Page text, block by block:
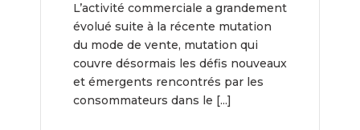
entreprise est-elle en
conformité avec le cadre
juridique vietnamien ?
L’activité commerciale a grandement
évolué suite à la récente mutation
du mode de vente, mutation qui
couvre désormais les défis nouveaux
et émergents rencontrés par les
consommateurs dans le [...]